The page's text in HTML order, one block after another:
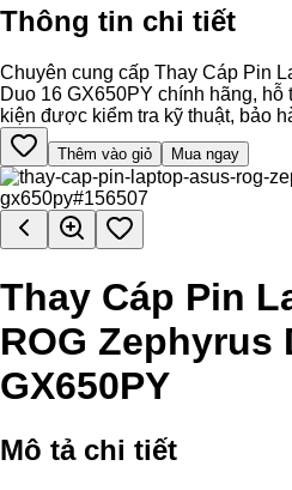
Thông tin chi tiết
Chuyên cung cấp Thay Cáp Pin
Duo 16 GX650PY chính hãng,
kiện được kiểm tra kỹ thuật, bảo
Thêm vào giỏ Mua ngay
Thay Cáp Pin
ROG Zephyrus
GX650PY
Mô tả chi tiết